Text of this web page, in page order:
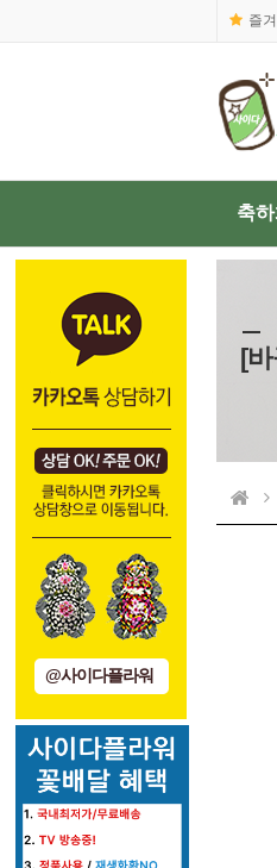
즐
축
@사이다플라워
[